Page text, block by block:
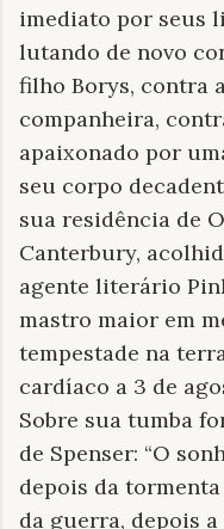
imediato por seus
lutando de novo
filho Borys, contra
companheira,
apaixonado por
seu corpo
sua residência de
Canterbury,
agente literário
mastro maior em
tempestade na
cardíaco a 3 de
Sobre sua tumba
de Spenser: “O
depois da
da guerra, depois